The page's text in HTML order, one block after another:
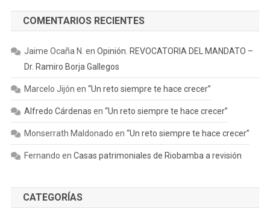
COMENTARIOS RECIENTES
Jaime Ocaña N. en Opinión. REVOCATORIA DEL MANDATO –
Dr. Ramiro Borja Gallegos
Marcelo Jijón en “Un reto siempre te hace crecer”
Alfredo Cárdenas en “Un reto siempre te hace crecer”
Monserrath Maldonado en “Un reto siempre te hace crecer”
Fernando en Casas patrimoniales de Riobamba a revisión
CATEGORÍAS